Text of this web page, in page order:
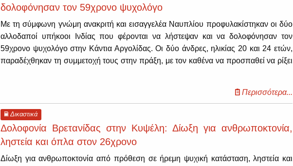
δολοφόνησαν τον 59χρονο ψυχολόγο
Με τη σύμφωνη γνώμη ανακριτή και εισαγγελέα Ναυπλίου προφυλακίστηκαν οι δύο
αλλοδαποί υπήκοοι Ινδίας που φέρονται να λήστεψαν και να δολοφόνησαν τον
59χρονο ψυχολόγο στην Κάντια Αργολίδας. Οι δύο άνδρες, ηλικίας 20 και 24 ετών,
παραδέχθηκαν τη συμμετοχή τους στην πράξη, με τον καθένα να προσπαθεί να ρίξει
Περισσότερα...
Δικαστικά
Δολοφονία Βρετανίδας στην Κυψέλη: Δίωξη για ανθρωποκτονία,
ληστεία και όπλα στον 26χρονο
Δίωξη για ανθρωποκτονία από πρόθεση σε ήρεμη ψυχική κατάσταση, ληστεία και